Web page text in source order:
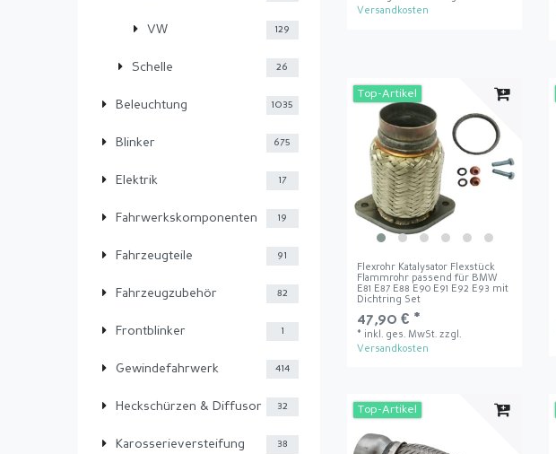
VW 129
Schelle 26
Beleuchtung 1035
Blinker 675
Elektrik 17
Fahrwerkskomponenten 19
Fahrzeugteile 91
Fahrzeugzubehör 82
Frontblinker 1
Gewindefahrwerk 414
Heckschürzen & Diffusor 32
Karosserieversteifung 38
Versandkosten
Top-Artikel
Flexrohr Katalysator Flexstück
Flammrohr passend für BMW
E81 E87 E88 E90 E91 E92 E93 mit
Dichtring Set
47,90 € *
* inkl. ges. MwSt. zzgl.
Versandkosten
Top-Artikel